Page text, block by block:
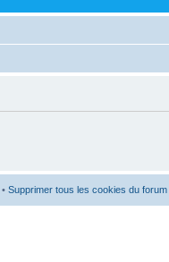
• Supprimer tous les cookies du forum